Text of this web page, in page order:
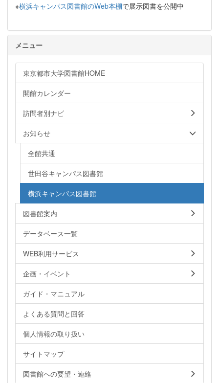
※横浜キャンパス図書館のWeb本棚で展示図書を公開中
メニュー
東京都市大学図書館HOME
開館カレンダー
訪問者別ナビ
お知らせ
全館共通
世田谷キャンパス図書館
横浜キャンパス図書館
図書館案内
データベース一覧
WEB利用サービス
企画・イベント
ガイド・マニュアル
よくある質問と回答
個人情報の取り扱い
サイトマップ
図書館への要望・連絡